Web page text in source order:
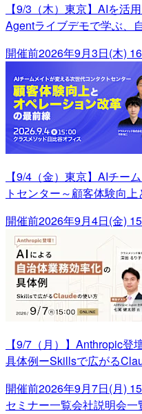
【9/3（木）東京】AIを活
Agentライブデモで学ぶ、
開催前2026年9月3日(木)
【9/4（金）東京】AIチー
トセンター～顧客体験向
開催前2026年9月4日(金)
【9/7（月）】Anthropic
具体例ーSkillsで広がる
開催前2026年9月7日(月)
セミナー一覧会社説明会一